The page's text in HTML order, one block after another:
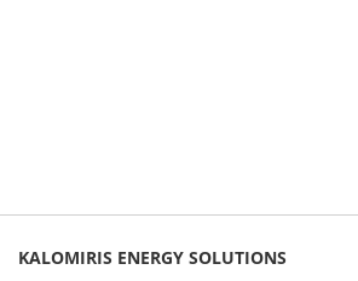
KALOMIRIS ENERGY SOLUTIONS